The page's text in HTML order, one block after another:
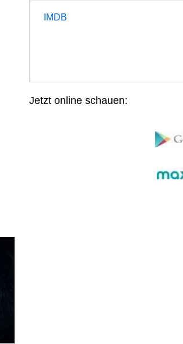
IMDB
Jetzt online schauen: